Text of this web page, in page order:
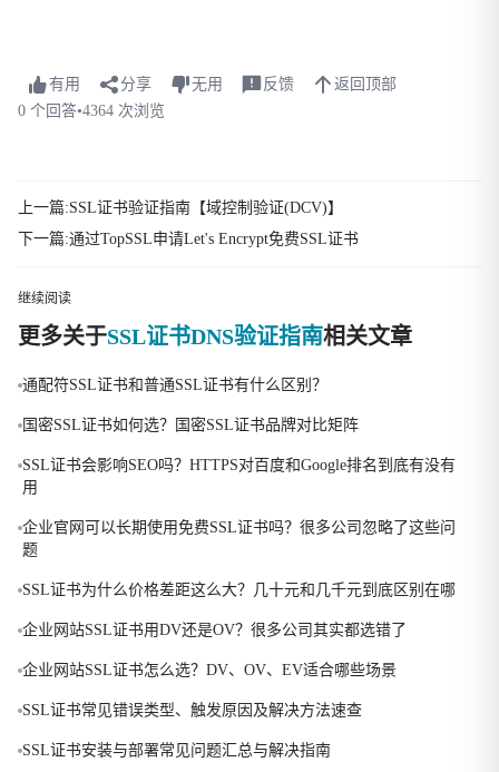
有用 分享 无用 反馈
返回顶部
0 个回答•4364 次浏览
上一篇:SSL证书验证指南【域控制验证(DCV)】
下一篇:通过TopSSL申请Let's Encrypt免费SSL证书
继续阅读
更多关于SSL证书DNS验证指南相关文章
通配符SSL证书和普通SSL证书有什么区别？
国密SSL证书如何选？国密SSL证书品牌对比矩阵
SSL证书会影响SEO吗？HTTPS对百度和Google排名到底有没有
用
企业官网可以长期使用免费SSL证书吗？很多公司忽略了这些问
题
SSL证书为什么价格差距这么大？几十元和几千元到底区别在哪
企业网站SSL证书用DV还是OV？很多公司其实都选错了
企业网站SSL证书怎么选？DV、OV、EV适合哪些场景
SSL证书常见错误类型、触发原因及解决方法速查
SSL证书安装与部署常见问题汇总与解决指南